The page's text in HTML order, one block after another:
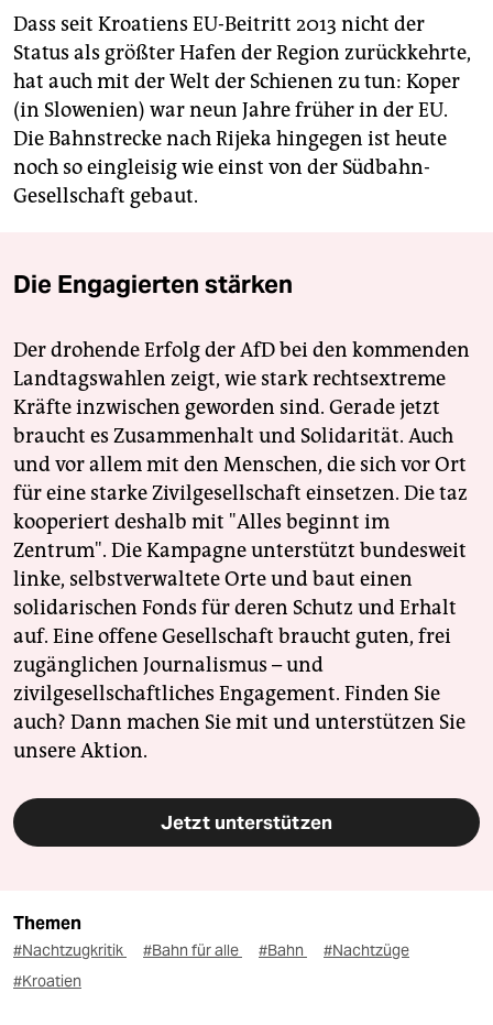
Dass seit Kroatiens EU-Beitritt 2013 nicht der
Status als größter Hafen der Region zurückkehrte,
hat auch mit der Welt der Schienen zu tun: Koper
(in Slowenien) war neun Jahre früher in der EU.
Die Bahnstrecke nach Rijeka hingegen ist heute
noch so eingleisig wie einst von der Südbahn-
Gesellschaft gebaut.
Die Engagierten stärken
Der drohende Erfolg der AfD bei den kommenden
Landtagswahlen zeigt, wie stark rechtsextreme
Kräfte inzwischen geworden sind. Gerade jetzt
braucht es Zusammenhalt und Solidarität. Auch
und vor allem mit den Menschen, die sich vor Ort
für eine starke Zivilgesellschaft einsetzen. Die taz
kooperiert deshalb mit "Alles beginnt im
Zentrum". Die Kampagne unterstützt bundesweit
linke, selbstverwaltete Orte und baut einen
solidarischen Fonds für deren Schutz und Erhalt
auf. Eine offene Gesellschaft braucht guten, frei
zugänglichen Journalismus – und
zivilgesellschaftliches Engagement. Finden Sie
auch? Dann machen Sie mit und unterstützen Sie
unsere Aktion.
Jetzt unterstützen
Themen
#Nachtzugkritik #Bahn für alle #Bahn
#Nachtzüge
#Kroatien